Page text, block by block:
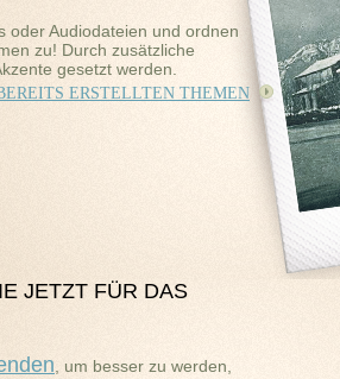
oder Audiodateien und ordnen
zu! Durch zusätzliche
gesetzt werden.
ERSTELLTEN THEMEN
JETZT FÜR DAS
, um besser zu werden,